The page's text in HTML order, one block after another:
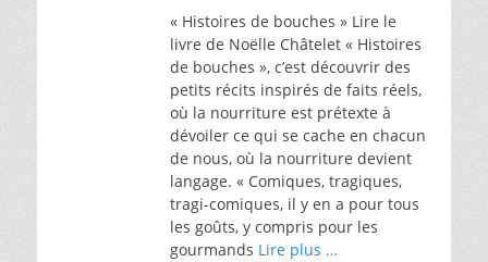
« Histoires de bouches » Lire le
livre de Noëlle Châtelet « Histoires
de bouches », c’est découvrir des
petits récits inspirés de faits réels,
où la nourriture est prétexte à
dévoiler ce qui se cache en chacun
de nous, où la nourriture devient
langage. « Comiques, tragiques,
tragi-comiques, il y en a pour tous
les goûts, y compris pour les
gourmands Lire plus …